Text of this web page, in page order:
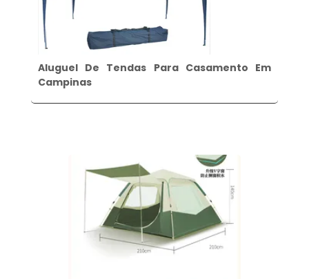
Aluguel De Tendas Para Casamento Em
Campinas